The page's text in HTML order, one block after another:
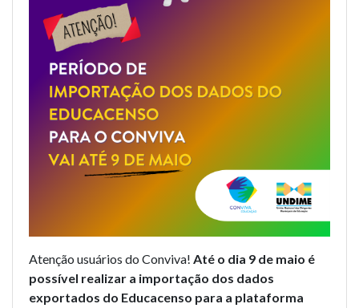
Atenção usuários do Conviva! Até o dia 9 de maio é
possível realizar a importação dos dados
exportados do Educacenso para a plataforma